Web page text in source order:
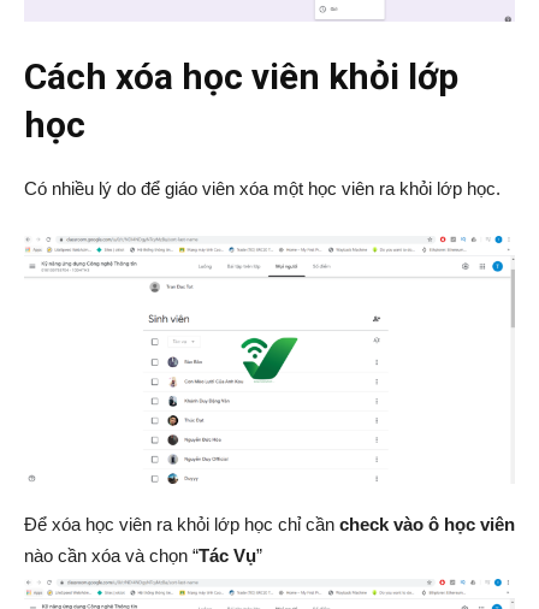
Cách xóa học viên khỏi lớp
học
Có nhiều lý do để giáo viên xóa một học viên ra khỏi lớp học.
Để xóa học viên ra khỏi lớp học chỉ cần check vào ô học viên
nào cần xóa và chọn “Tác Vụ”